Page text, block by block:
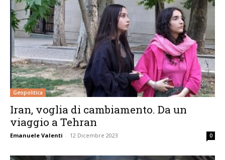
Geopolitica
Iran, voglia di cambiamento. Da un
viaggio a Tehran
Emanuele Valenti - 12 Dicembre 2023 0